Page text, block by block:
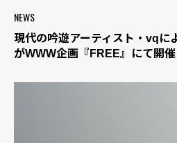
NEWS
現代の吟遊アーティスト・vqに
がWWW企画『FREE』にて開催